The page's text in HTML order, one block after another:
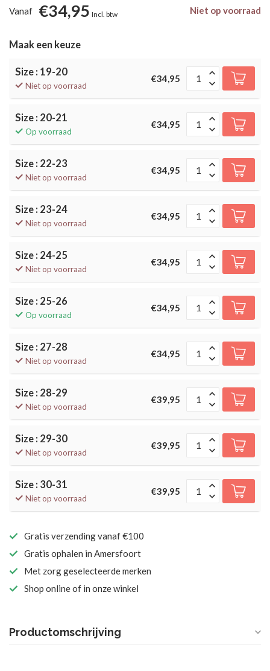
Vanaf €34,95 Incl. btw Niet op voorraad
Maak een keuze
Size : 19-20
Niet op voorraad
€34,95
Size : 20-21
Op voorraad
€34,95
Size : 22-23
Niet op voorraad
€34,95
Size : 23-24
Niet op voorraad
€34,95
Size : 24-25
Niet op voorraad
€34,95
Size : 25-26
Op voorraad
€34,95
Size : 27-28
Niet op voorraad
€34,95
Size : 28-29
Niet op voorraad
€39,95
Size : 29-30
Niet op voorraad
€39,95
Size : 30-31
Niet op voorraad
€39,95
Gratis verzending vanaf €100
Gratis ophalen in Amersfoort
Met zorg geselecteerde merken
Shop online of in onze winkel
Productomschrijving